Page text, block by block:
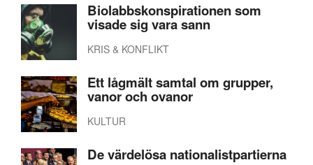
Biolabbskonspirationen som
visade sig vara sann
KRIS & KONFLIKT
Ett lågmält samtal om grupper,
vanor och ovanor
KULTUR
De värdelösa nationalistpartierna